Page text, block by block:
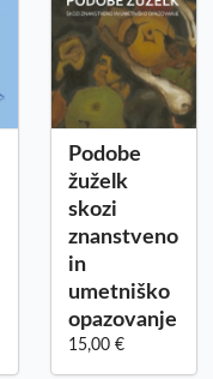
Podobe
žuželk
skozi
znanstveno
in
umetniško
opazovanje
15,00 €